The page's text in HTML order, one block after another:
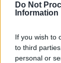
Do Not
Information
If you wish to
to third
personal or
Si sente
vacanza a
Patrizia